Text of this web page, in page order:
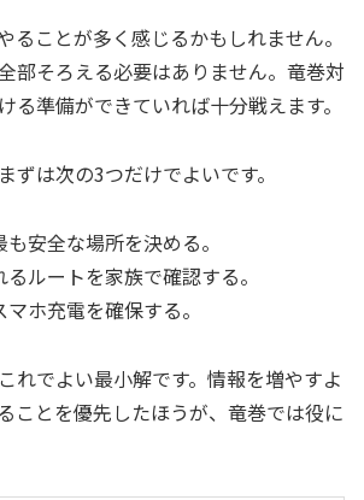
ることが多く感じるかもしれません。
部そろえる必要はありません。竜巻対
る準備ができていれば十分戦えます。
ずは次の3つだけでよいです。
安全な場所を決める。
ルートを家族で確認する。
ホ充電を確保する。
れでよい最小解です。情報を増やすよ
ことを優先したほうが、竜巻では役に